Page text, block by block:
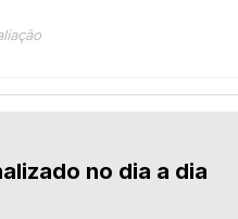
no dia a dia